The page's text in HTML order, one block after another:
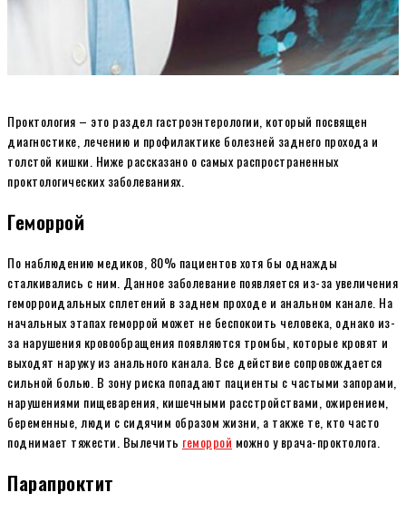
Проктология – это раздел гастроэнтерологии, который посвящен
диагностике, лечению и профилактике болезней заднего прохода и
толстой кишки. Ниже рассказано о самых распространенных
проктологических заболеваниях.
Геморрой
По наблюдению медиков, 80% пациентов хотя бы однажды
сталкивались с ним. Данное заболевание появляется из-за увеличения
геморроидальных сплетений в заднем проходе и анальном канале. На
начальных этапах геморрой может не беспокоить человека, однако из-
за нарушения кровообращения появляются тромбы, которые кровят и
выходят наружу из анального канала. Все действие сопровождается
сильной болью. В зону риска попадают пациенты с частыми запорами,
нарушениями пищеварения, кишечными расстройствами, ожирением,
беременные, люди с сидячим образом жизни, а также те, кто часто
поднимает тяжести. Вылечить геморрой можно у врача-проктолога.
Парапроктит